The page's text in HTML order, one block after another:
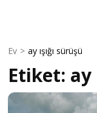
Ev > ay ışığı sürüşü
Etiket: ay